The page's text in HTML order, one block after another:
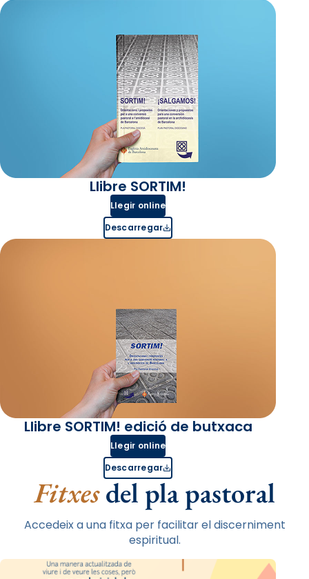
Llibre SORTIM!
Llegir online
Descarregar
Llibre SORTIM! edició de butxaca
Llegir online
Descarregar
Fitxesdel pla pastoral
Accedeix a una fitxa per facilitar el discerniment
espiritual.